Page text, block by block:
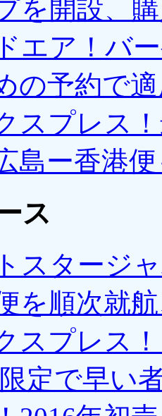
を開設、
エア！バ
の予約で
スプレス
島ー香港
ス
スタージ
を順次就
スプレス
定で早い